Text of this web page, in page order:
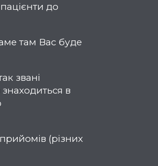
до
там Вас буде
звані
знаходиться в
(різних